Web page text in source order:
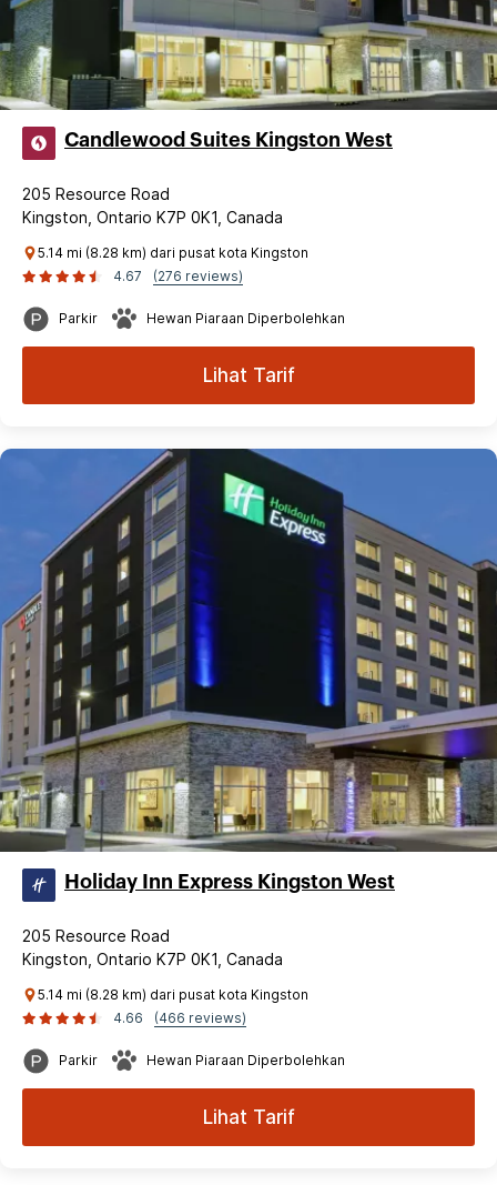
Candlewood Suites Kingston West
205 Resource Road
Kingston, Ontario K7P 0K1, Canada
5.14 mi (8.28 km) dari pusat kota Kingston
4.67
(276 reviews)
Parkir Hewan Piaraan Diperbolehkan
Lihat Tarif
Holiday Inn Express Kingston West
205 Resource Road
Kingston, Ontario K7P 0K1, Canada
5.14 mi (8.28 km) dari pusat kota Kingston
4.66
(466 reviews)
Parkir Hewan Piaraan Diperbolehkan
Lihat Tarif